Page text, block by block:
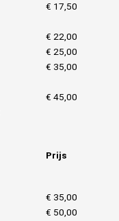
€ 17,50
€ 22,00
€ 25,00
€ 35,00
€ 45,00
Prijs
€ 35,00
€ 50,00